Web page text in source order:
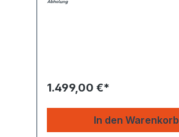
1.499,00 €*
In den Warenkorb